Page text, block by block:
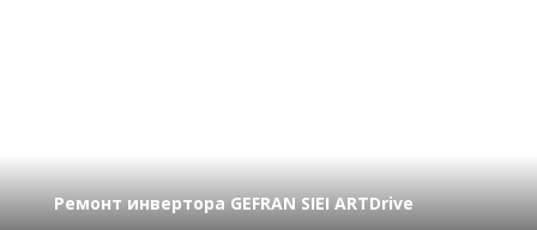
Ремонт инвертора GEFRAN SIEI ARTDrive